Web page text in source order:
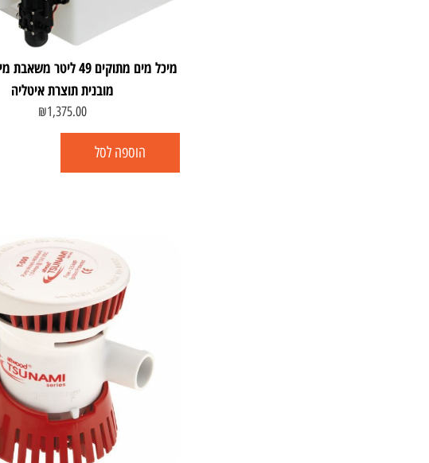
מובנית תוצרת איטליה
₪1,375.00
הוספה לסל